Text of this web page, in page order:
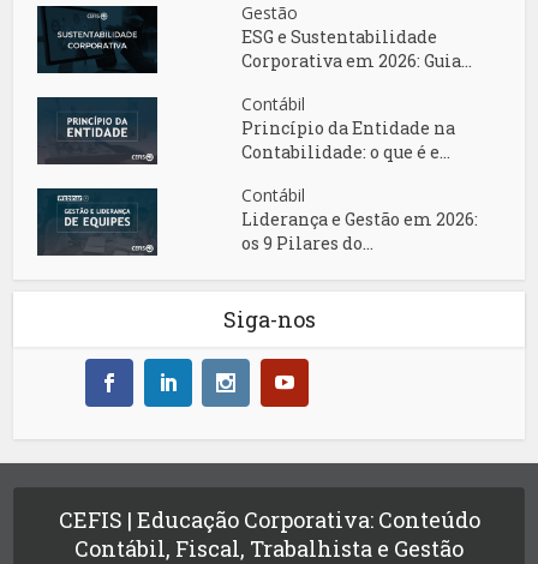
Gestão
ESG e Sustentabilidade
Corporativa em 2026: Guia...
Contábil
Princípio da Entidade na
Contabilidade: o que é e...
Contábil
Liderança e Gestão em 2026:
os 9 Pilares do...
Siga-nos
CEFIS | Educação Corporativa: Conteúdo
Contábil, Fiscal, Trabalhista e Gestão